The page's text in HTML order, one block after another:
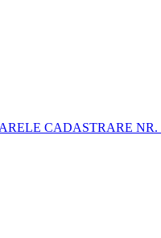
CADASTRARE NR.